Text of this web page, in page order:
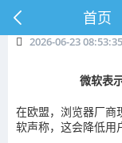
首页
2026-06-23 08:53:35
微软表
在欧盟，浏览器厂商
软声称，这会降低用